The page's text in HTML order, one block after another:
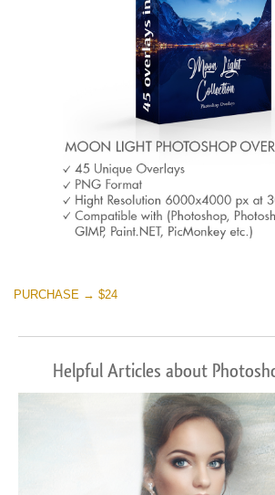
PURCHASE → $24
Helpful Articles about